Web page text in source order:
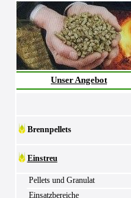
Unser Angebot
Brennpellets
Einstreu
Pellets und Granulat
Einsatzbereiche